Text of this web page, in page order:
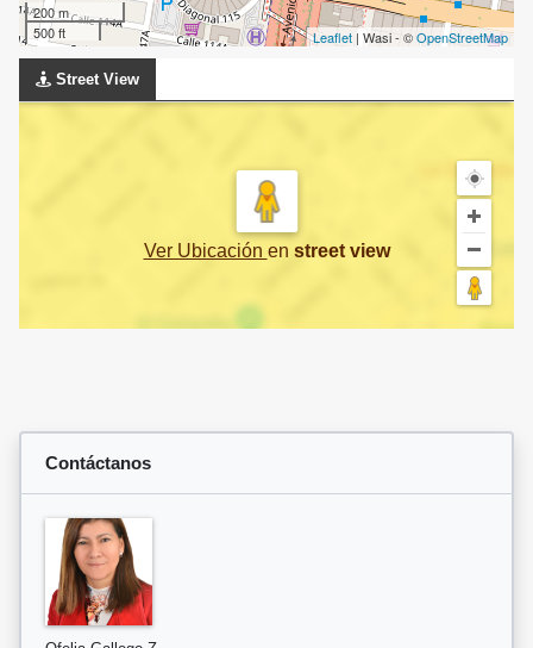
200 m
500 ft
Leaflet | Wasi - ©OpenStreetMap
Street View
Ver Ubicación en street view
Contáctanos